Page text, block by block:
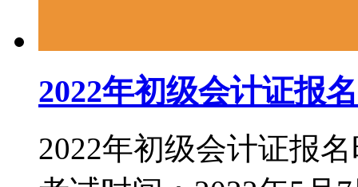
2022年初级会计证报
2022年初级会计证报